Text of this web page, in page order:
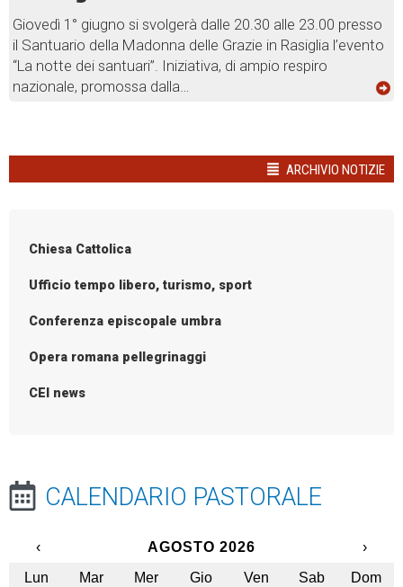
Giovedì 1° giugno si svolgerà dalle 20.30 alle 23.00 presso
il Santuario della Madonna delle Grazie in Rasiglia l’evento
“La notte dei santuari”. Iniziativa, di ampio respiro
nazionale, promossa dalla…
ARCHIVIO NOTIZIE
Chiesa Cattolica
Ufficio tempo libero, turismo, sport
Conferenza episcopale umbra
Opera romana pellegrinaggi
CEI news
CALENDARIO PASTORALE
‹ AGOSTO 2026
›
Lun
Mar Mer Gio Ven Sab Dom